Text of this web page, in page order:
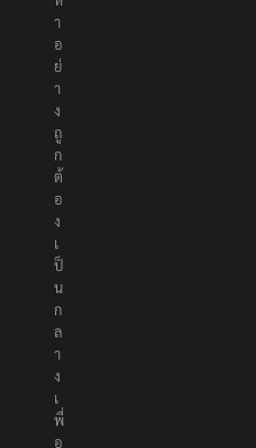
า
อ
ย่
า
ง
ถู
ก
ต้
อ
ง
เ
ป็
น
ก
ล
า
ง
เ
พื่
อ